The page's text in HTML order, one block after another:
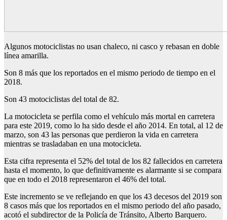
Algunos motociclistas no usan chaleco, ni casco y rebasan en doble
línea amarilla.
Son 8 más que los reportados en el mismo periodo de tiempo en el
2018.
Son 43 motociclistas del total de 82.
La motocicleta se perfila como el vehículo más mortal en carretera
para este 2019, como lo ha sido desde el año 2014. En total, al 12 de
marzo, son 43 las personas que perdieron la vida en carretera
mientras se trasladaban en una motocicleta.
Esta cifra representa el 52% del total de los 82 fallecidos en carretera
hasta el momento, lo que definitivamente es alarmante si se compara
que en todo el 2018 representaron el 46% del total.
Este incremento se ve reflejando en que los 43 decesos del 2019 son
8 casos más que los reportados en el mismo periodo del año pasado,
acotó el subdirector de la Policía de Tránsito, Alberto Barquero.